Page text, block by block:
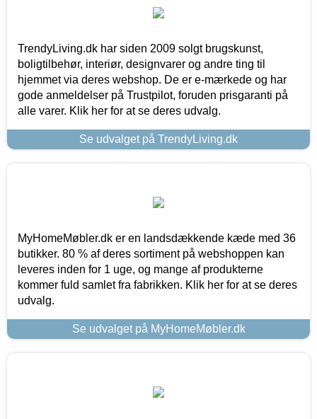
TrendyLiving.dk har siden 2009 solgt brugskunst,
boligtilbehør, interiør, designvarer og andre ting til
hjemmet via deres webshop. De er e-mærkede og har
gode anmeldelser på Trustpilot, foruden prisgaranti på
alle varer. Klik her for at se deres udvalg.
Se udvalget på TrendyLiving.dk
MyHomeMøbler.dk er en landsdækkende kæde med 36
butikker. 80 % af deres sortiment på webshoppen kan
leveres inden for 1 uge, og mange af produkterne
kommer fuld samlet fra fabrikken. Klik her for at se deres
udvalg.
Se udvalget på MyHomeMøbler.dk